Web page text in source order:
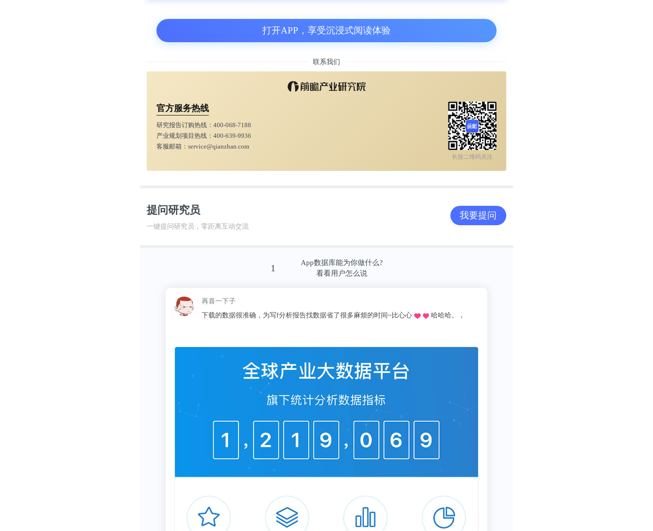
业区域分布存在一定联系。根据企查猫数据，我国速冻食品行业现存企业数
量较多，累计至今有超过5万家，但区域分布较零散，其中山东省速冻食品
企业最多，接近7000家，占比约14%。
从速冻食品品牌区域分布来看，国内速冻食品主流品牌有三全、思念、龙
凤、湾仔码头等。其中，市场份额最高的三全、思念品牌对应的生产企业总
部均位于河南。根据企查猫数据，河南省速冻食品企业数量占行业企业总数
量的7%，位居全国第四。
打开APP，享受沉浸式阅读体验
联系我们
官方服务热线
研究报告订购热线：400-068-7188
产业规划项目热线：400-639-9936
客服邮箱：service@qianzhan.com
长按二维码关注
提问研究员
一键提问研究员，零距离互动交流
我要提问
1
App数据库能为你做什么?
看看用户怎么说
这昵称我pick了
同学推荐的o，不用去图书馆在宿舍就可以看文献写论文啦，再也不用早起去扒位23333